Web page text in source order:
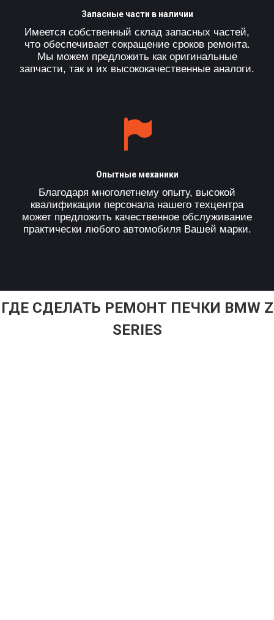
Запасные части в наличии
Имеется собственный склад запасных частей,
что обеспечивает сокращение сроков ремонта.
Мы можем предложить как оригинальные
запчасти, так и их высококачественные аналоги.
Опытные механики
Благодаря многолетнему опыту, высокой
квалификации персонала нашего техцентра
может предложить качественное обслуживание
практически любого автомобиля Вашей марки.
ГДЕ СДЕЛАТЬ РЕМОНТ ПЕЧКИ BMW Z
SERIES